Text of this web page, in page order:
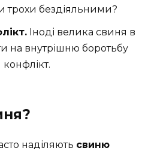
трохи бездіяльними?
Іноді велика свиня в
на внутрішню боротьбу
наділяють свиню